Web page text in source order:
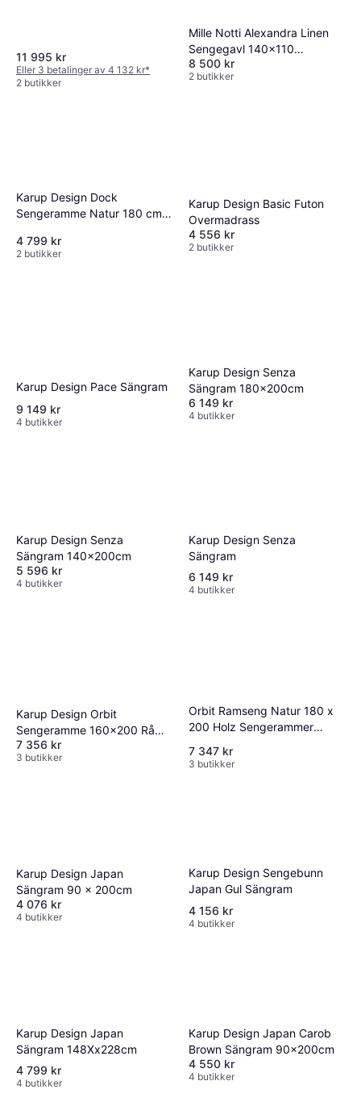
11 995 kr
Eller 3 betalinger av 4 132 kr*
2 butikker
Mille Notti Alexandra Linen
Sengegavl 140x110
Sänggavel 140cm
8 500 kr
2 butikker
Karup Design Dock
Sengeramme Natur 180 cm
4 799 kr
2 butikker
Karup Design Basic Futon
Overmadrass
4 556 kr
2 butikker
Karup Design Pace Sängram
9 149 kr
4 butikker
Karup Design Senza
Sängram 180x200cm
6 149 kr
4 butikker
Karup Design Senza
Sängram 140x200cm
5 596 kr
4 butikker
Karup Design Senza
Sängram
6 149 kr
4 butikker
Karup Design Orbit
Sengeramme 160x200 Rå
Rammemadrass
7 356 kr
3 butikker
Orbit Ramseng Natur 180 x
200 Holz Sengerammer
7 347 kr
3 butikker
Karup Design Japan
Sängram 90 x 200cm
4 076 kr
4 butikker
Karup Design Sengebunn
Japan Gul Sängram
4 156 kr
4 butikker
Karup Design Japan
Sängram 148Xx228cm
4 799 kr
4 butikker
Karup Design Japan Carob
Brown Sängram 90x200cm
4 550 kr
4 butikker